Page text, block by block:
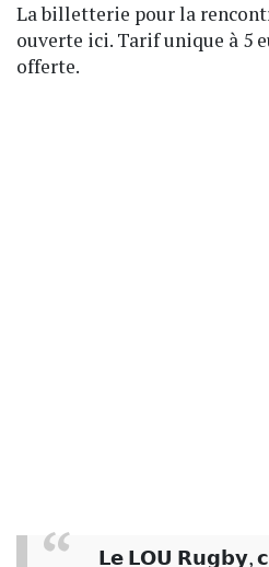
La billetterie pour la
ouverte ici. Tarif unique à 5
offerte.
𝗟𝗲 𝗟𝗢𝗨 𝗥𝘂𝗴𝗯𝘆,